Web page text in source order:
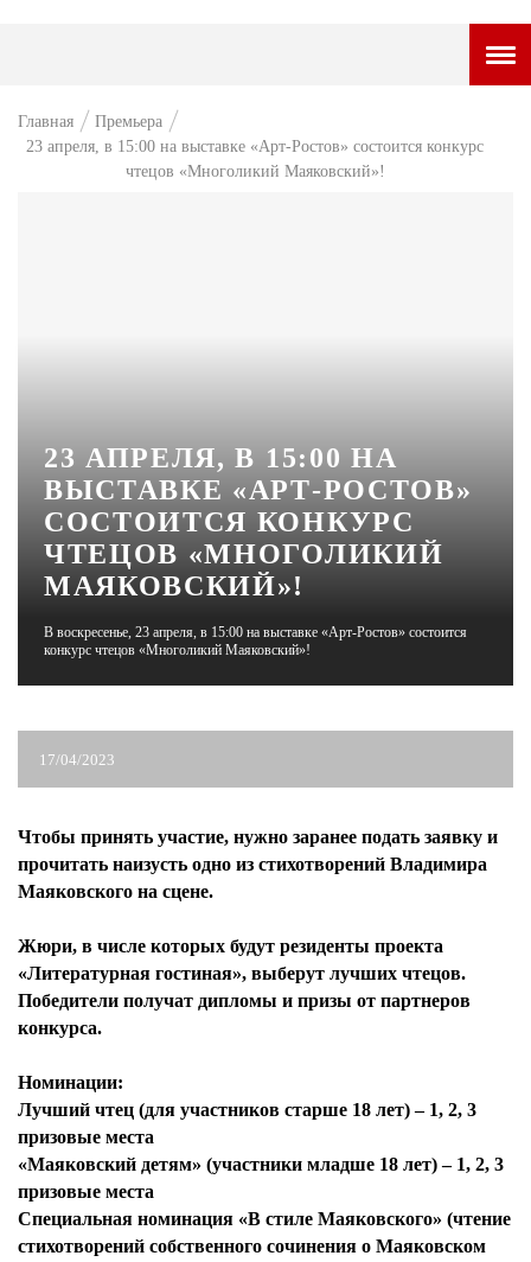
НОВОСТИ
КУЛЬТ ЕДЫ
АФИША
ЖУРНАЛ
Главная
Премьера
23 апреля, в 15:00 на выставке «Арт-Ростов» состоится конкурс
чтецов «Многоликий Маяковский»!
23 АПРЕЛЯ, В 15:00 НА
ВЫСТАВКЕ «АРТ-РОСТОВ»
СОСТОИТСЯ КОНКУРС
ЧТЕЦОВ «МНОГОЛИКИЙ
МАЯКОВСКИЙ»!
В воскресенье, 23 апреля, в 15:00 на выставке «Арт-Ростов» состоится
конкурс чтецов «Многоликий Маяковский»!
17/04/2023
Чтобы принять участие, нужно заранее подать заявку и
прочитать наизусть одно из стихотворений Владимира
Маяковского на сцене.
Жюри, в числе которых будут резиденты проекта
«Литературная гостиная», выберут лучших чтецов.
Победители получат дипломы и призы от партнеров
конкурса.
Номинации:
Лучший чтец (для участников старше 18 лет) – 1, 2, 3
призовые места
«Маяковский детям» (участники младше 18 лет) – 1, 2, 3
призовые места
Специальная номинация «В стиле Маяковского» (чтение
стихотворений собственного сочинения о Маяковском